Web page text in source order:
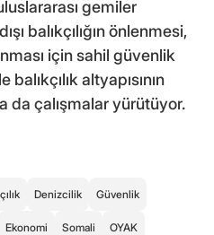
gemiler
balıkçılığın önlenmesi,
için sahil güvenlik
altyapısının
da çalışmalar yürütüyor.
Denizcilik Güvenlik
Ekonomi Somali OYAK